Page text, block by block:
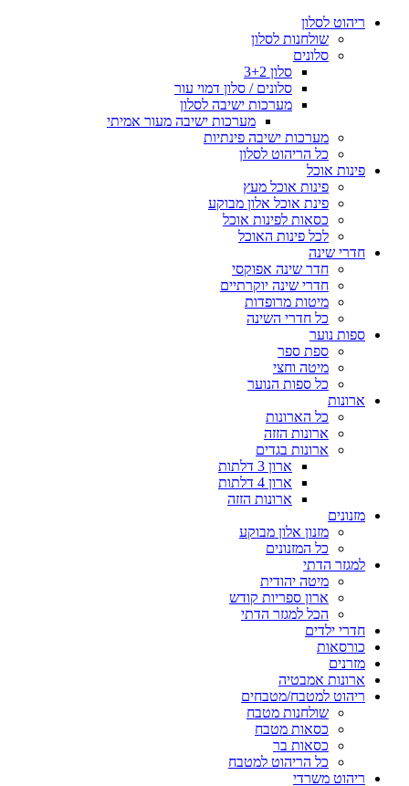
ריהוט לסלון
שולחנות לסלון
סלונים
סלון 3+2
סלונים / סלון דמוי עור
מערכות ישיבה לסלון
מערכות ישיבה מעור אמיתי
מערכות ישיבה פינתיות
כל הריהוט לסלון
פינות אוכל
פינות אוכל מעץ
פינת אוכל אלון מבוקע
כסאות לפינות אוכל
לכל פינות האוכל
חדרי שינה
חדר שינה אפוקסי
חדרי שינה יוקרתיים
מיטות מרופדות
כל חדרי השינה
ספות נוער
ספת ספר
מיטה וחצי
כל ספות הנוער
ארונות
כל הארונות
ארונות הזזה
ארונות בגדים
ארון 3 דלתות
ארון 4 דלתות
ארונות הזזה
מזנונים
מזנון אלון מבוקע
כל המזנונים
למגזר הדתי
מיטה יהודית
ארון ספריות קודש
הכל למגזר הדתי
חדרי ילדים
כורסאות
מזרנים
ארונות אמבטיה
ריהוט למטבח/מטבחים
שולחנות מטבח
כסאות מטבח
כסאות בר
כל הריהוט למטבח
ריהוט משרדי